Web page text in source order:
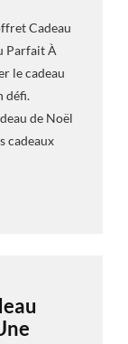
Cadeau
Parfait À
le cadeau
défi.
de Noël
cadeaux